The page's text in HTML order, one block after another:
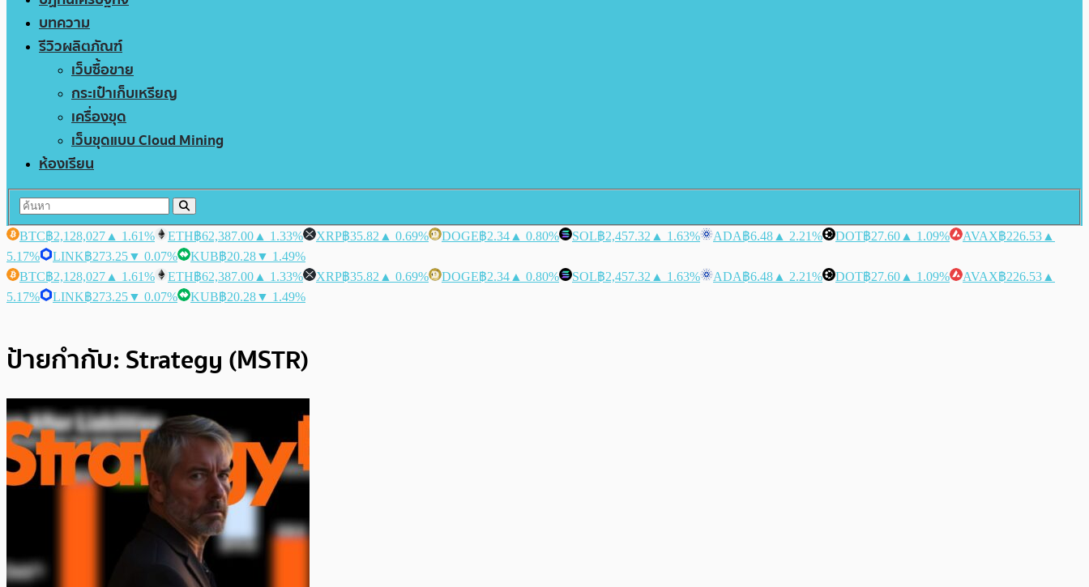
บทความ
รีวิวผลิตภัณฑ์
เว็บซื้อขาย
กระเป๋าเก็บเหรียญ
เครื่องขุด
เว็บขุดแบบ Cloud Mining
ห้องเรียน
BTC฿2,128,027 ▲ 1.61% ETH฿62,387.00 ▲ 1.33% XRP฿35.82 ▲ 0.69% DOGE฿2.34 ▲ 0.80% SOL฿2,457.32 ▲ 1.63% ADA฿6.48 ▲ 2.21% DOT฿27.60 ▲ 1.09% AVAX฿226.53 ▲
5.17%
LINK฿273.25▼ 0.07% KUB฿20.28▼ 1.49%
BTC฿2,128,027 ▲ 1.61% ETH฿62,387.00 ▲ 1.33% XRP฿35.82 ▲ 0.69% DOGE฿2.34 ▲ 0.80% SOL฿2,457.32 ▲ 1.63% ADA฿6.48 ▲ 2.21% DOT฿27.60 ▲ 1.09% AVAX฿226.53 ▲
5.17%
LINK฿273.25▼ 0.07% KUB฿20.28▼ 1.49%
ป้ายกำกับ: Strategy (MSTR)